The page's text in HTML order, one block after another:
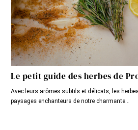
Le petit guide des herbes de
Avec leurs arômes subtils et délicats, les
paysages enchanteurs de notre charmante...